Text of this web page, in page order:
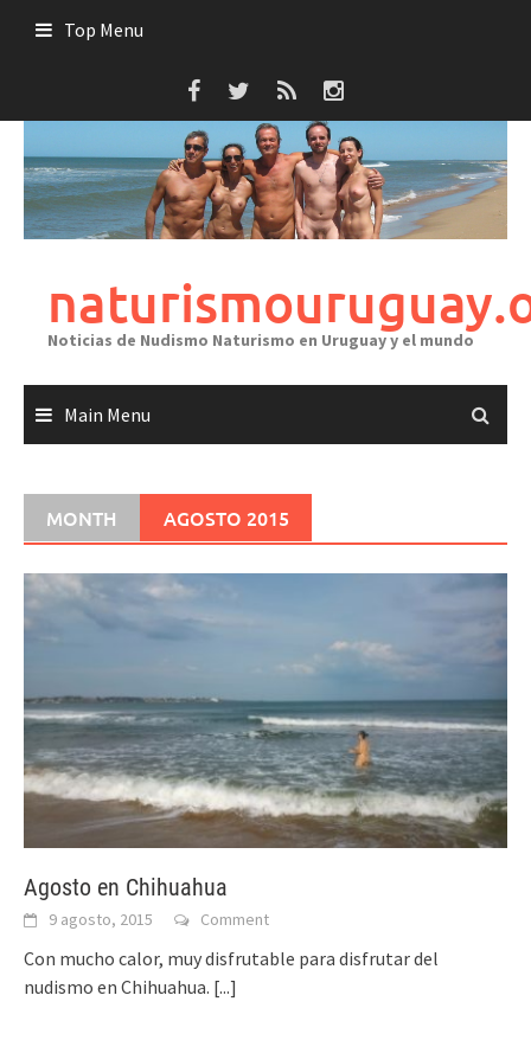
Top Menu
Noticias de Nudismo Naturismo en Uruguay y el mundo
Main Menu
MONTH AGOSTO 2015
Agosto en Chihuahua
9 agosto, 2015 Comment
Con mucho calor, muy disfrutable para disfrutar del
nudismo en Chihuahua. [...]